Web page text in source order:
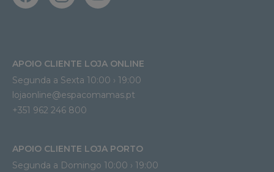
APOIO CLIENTE LOJA ONLINE
Segunda a Sexta 10:00 › 19:00
lojaonline@espacomamas.pt
+351 962 246 800
APOIO CLIENTE LOJA PORTO
Segunda a Domingo 10:00 › 19:00